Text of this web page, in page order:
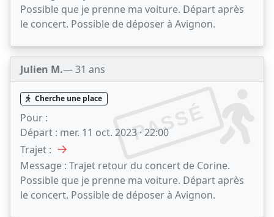
Possible que je prenne ma voiture. Départ après
le concert. Possible de déposer à Avignon.
Julien M.— 31 ans
PASSÉ
Cherche une place
Pour :
Départ : mer. 11 oct. 2023 · 22:00
Trajet : →
Message : Trajet retour du concert de Corine.
Possible que je prenne ma voiture. Départ après
le concert. Possible de déposer à Avignon.